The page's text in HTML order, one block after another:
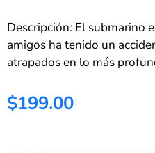
Descripción: El submarino
amigos ha tenido un
atrapados en lo más
$199.00